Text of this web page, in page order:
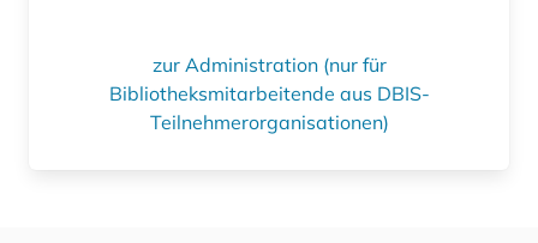
zur Administration (nur für
Bibliotheksmitarbeitende aus DBIS-
Teilnehmerorganisationen)